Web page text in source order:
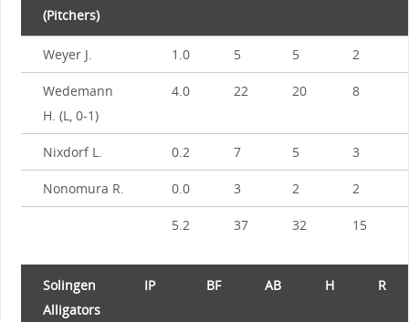
(Pitchers)
Weyer J. 1.0 5 5 2
Wedemann
H. (L, 0-1)
4.0 22 20 8
Nixdorf L. 0.2 7 5 3
Nonomura R. 0.0 3 2 2
5.2 37 32 15
Solingen
Alligators
IP BF AB H R